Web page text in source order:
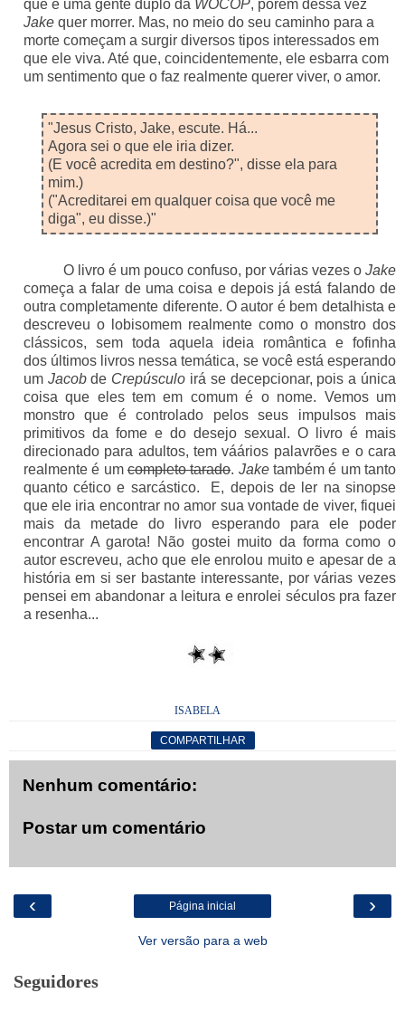
que é uma gente duplo da WOCOP, porém dessa vez
Jakequer morrer. Mas, no meio do seu caminho para a
morte começam a surgir diversos tipos interessados em
que ele viva. Até que, coincidentemente, ele esbarra com
um sentimento que o faz realmente querer viver, o amor.
"Jesus Cristo, Jake, escute. Há...
Agora sei o que ele iria dizer.
(E você acredita em destino?", disse ela para
mim.)
("Acreditarei em qualquer coisa que você me
diga", eu disse.)"
O livro é um pouco confuso, por várias vezes oJake
começa a falar de uma coisa e depois já está falando de
outra completamente diferente. O autor é bem detalhista e
descreveu o lobisomem realmente como o monstro dos
clássicos, sem toda aquela ideia romântica e fofinha
dos últimos livros nessa temática, se você está esperando
um Jacobde Crepúsculo irá se decepcionar, pois a única
coisa que eles tem em comum é o nome. Vemos um
monstro que é controlado pelos seus impulsos mais
primitivos da fome e do desejo sexual. O livro é mais
direcionado para adultos, tem váários palavrões e o cara
realmente é um completo tarado. Jake também é um tanto
quanto cético e sarcástico. E, depois de ler na sinopse
que ele iria encontrar no amor sua vontade de viver, fiquei
mais da metade do livro esperando para ele poder
encontrar A garota! Não gostei muito da forma como o
autor escreveu, acho que ele enrolou muito e apesar de a
história em si ser bastante interessante, por várias vezes
pensei em abandonar a leitura e enrolei séculos pra fazer
a resenha...
ISABELA
COMPARTILHAR
Nenhum comentário:
Postar um comentário
‹ ›
Página inicial
Ver versão para a web
Seguidores